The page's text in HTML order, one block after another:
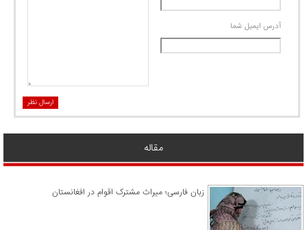
آدرس ايميل شما
ارسال نظر
مقاله
زبان فارسی؛ میراث مشترک اقوام در افغانستان